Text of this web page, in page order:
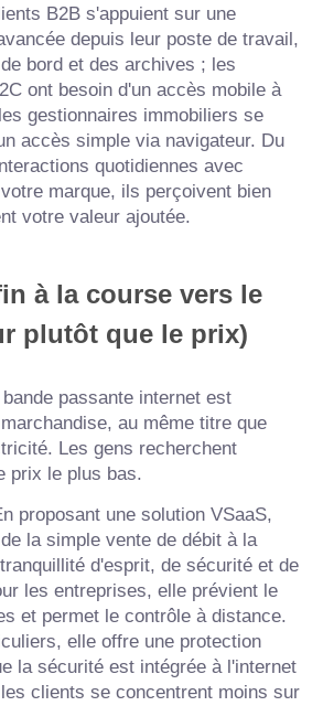
B2B s'appuient sur une
depuis leur poste de travail,
bord et des archives ; les
ont besoin d'un accès mobile à
gestionnaires immobiliers se
accès simple via navigateur. Du
quotidiennes avec
marque, ils perçoivent bien
votre valeur ajoutée.
à la course vers le
plutôt que le prix)
passante internet est
au même titre que
Les gens recherchent
prix le plus bas.
proposant une solution VSaaS,
la simple vente de débit à la
d'esprit, de sécurité et de
les entreprises, elle prévient le
et permet le contrôle à distance.
elle offre une protection
la sécurité est intégrée à l'internet
clients se concentrent moins sur